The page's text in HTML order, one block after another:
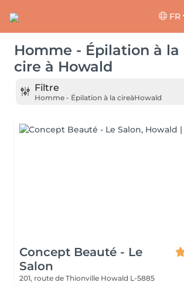
FR
Homme - Épilation à la
cire à Howald
Filtre
Homme - Épilation à la cireàHowald
Concept Beauté - Le
Salon
201, route de Thionville Howald L-5885